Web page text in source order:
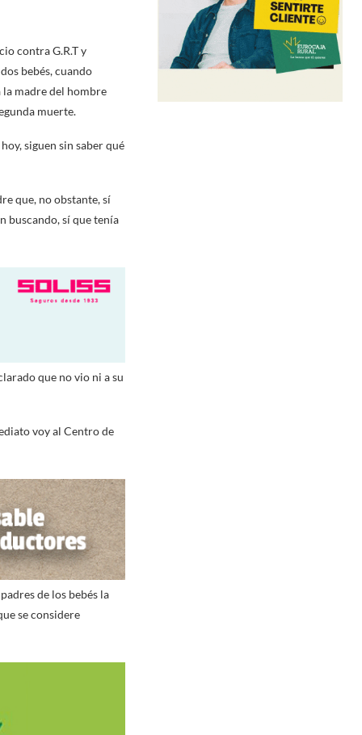
contraG.R.T y
bebés, cuando
la madre del hombre
muerte.
siguen sin saber qué
que, no obstante, sí
buscando, sí que tenía
que no vio ni a su
voy al Centro de
de los bebés la
se considere